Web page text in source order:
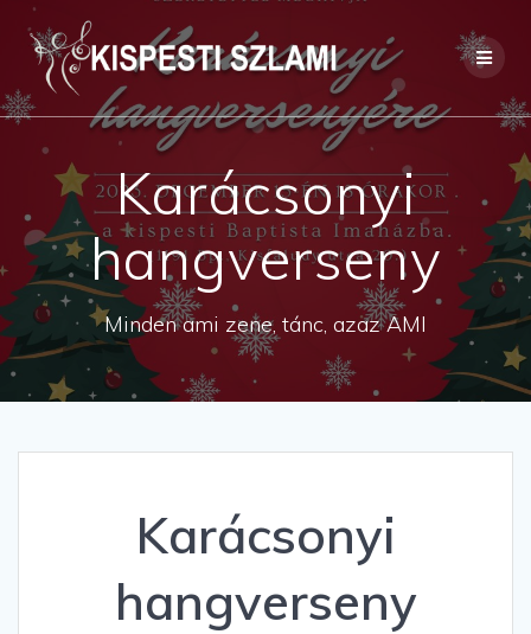
content
Karácsonyi
hangverseny
Minden ami zene, tánc, azaz AMI
Karácsonyi
hangverseny